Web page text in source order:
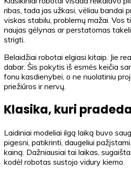
ribas, tada jas užkasi, vėliau bandai
viskas stabilu, problemų mažai. Vos
naujas gėlynas ar perstatomas
strigti.
Belaidžiai robotai elgiasi kitaip. Jie
dabar. Šis pokytis iš esmės keičia
fonu kasdienybei, o ne nuolatiniu
priežiūros ir nervų.
Klasika, kuri
Laidiniai modeliai ilgą laiką buvo
pigesni, patikrinti, daugeliui
kainą. Dažniausiai tai laikas,
kodėl robotas sustojo vidury kiemo.